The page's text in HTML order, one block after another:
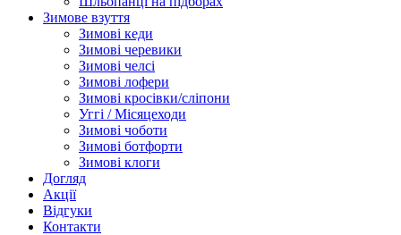
Зимове взуття
Зимові кеди
Зимові черевики
Зимові челсі
Зимові лофери
Зимові кросівки/сліпони
Уггі / Місяцеходи
Зимові чоботи
Зимові ботфорти
Зимові клоги
Догляд
Акції
Відгуки
Контакти